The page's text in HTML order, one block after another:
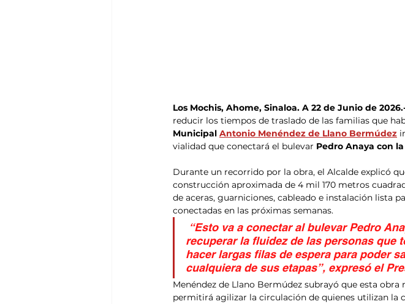
Los Mochis, Ahome, Sinaloa. A 22 de Junio de
reducir los tiempos de traslado de las familias que
Municipal Antonio Menéndez de Llano Bermúdez
vialidad que conectará el bulevar Pedro Anaya con
Durante un recorrido por la obra, el Alcalde explicó
construcción aproximada de 4 mil 170 metros
de aceras, guarniciones, cableado e instalación lista
conectadas en las próximas semanas.
“Esto va a conectar al bulevar Pedro
recuperar la fluidez de las personas que
hacer largas filas de espera para poder
cualquiera de sus etapas”, expresó el
Menéndez de Llano Bermúdez subrayó que esta
permitirá agilizar la circulación de quienes utilizan la